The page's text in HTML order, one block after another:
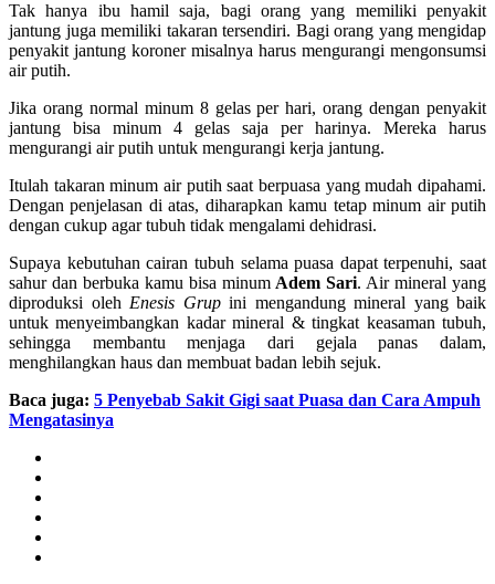
Tak hanya ibu hamil saja, bagi orang yang memiliki penyakit
jantung juga memiliki takaran tersendiri. Bagi orang yang mengidap
penyakit jantung koroner misalnya harus mengurangi mengonsumsi
air putih.
Jika orang normal minum 8 gelas per hari, orang dengan penyakit
jantung bisa minum 4 gelas saja per harinya. Mereka harus
mengurangi air putih untuk mengurangi kerja jantung.
Itulah takaran minum air putih saat berpuasa yang mudah dipahami.
Dengan penjelasan di atas, diharapkan kamu tetap minum air putih
dengan cukup agar tubuh tidak mengalami dehidrasi.
Supaya kebutuhan cairan tubuh selama puasa dapat terpenuhi, saat
sahur dan berbuka kamu bisa minumAdem Sari. Air mineral yang
diproduksi oleh Enesis Grupini mengandung mineral yang baik
untuk menyeimbangkan kadar mineral & tingkat keasaman tubuh,
sehingga membantu menjaga dari gejala panas dalam,
menghilangkan haus dan membuat badan lebih sejuk.
Baca juga: 5 Penyebab Sakit Gigi saat Puasa dan Cara Ampuh
Mengatasinya